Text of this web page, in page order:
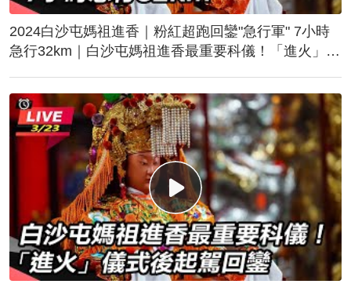
2024白沙屯媽祖進香｜粉紅超跑回鑾"急行軍" 7小時
急行32km｜白沙屯媽祖進香最重要科儀！「進火」儀